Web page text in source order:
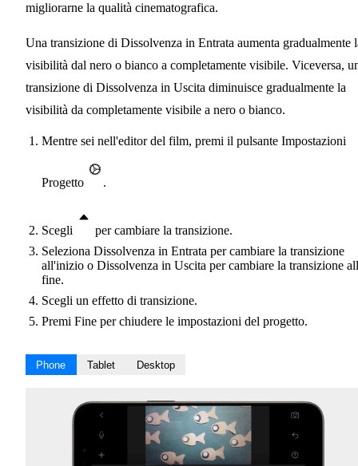
migliorarne la qualità cinematografica.
Una transizione di Dissolvenza in Entrata aumenta gradualmente
visibilità dal nero o bianco a completamente visibile. Viceversa,
transizione di Dissolvenza in Uscita diminuisce gradualmente la
visibilità da completamente visibile a nero o bianco.
Mentre sei nell'editor del film, premi il pulsante Impostazioni
Progetto .
Scegli
per cambiare la transizione.
Seleziona Dissolvenza in Entrata per cambiare la transizione
all'inizio o Dissolvenza in Uscita per cambiare la transizione
fine.
Scegli un effetto di transizione.
Premi Fine per chiudere le impostazioni del progetto.
Phone Tablet Desktop